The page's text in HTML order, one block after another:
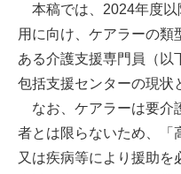
本稿では、2024年度
用に向け、ケアラーの類
ある介護支援専門員（以
包括支援センターの現状
なお、ケアラーは要介
者とは限らないため、「
又は疾病等により援助を